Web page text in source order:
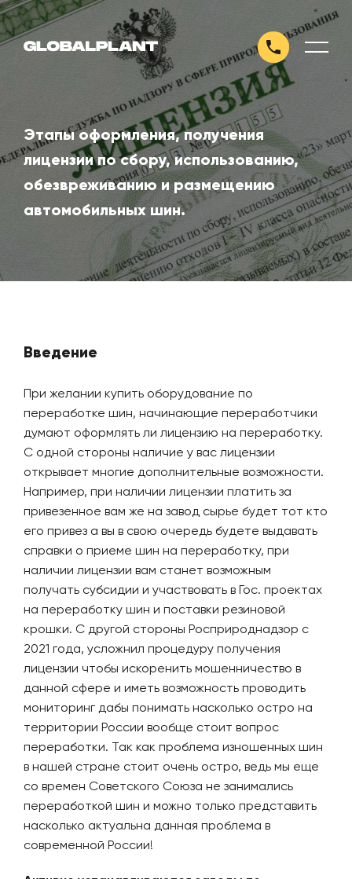
Этапы оформления, получения
лицензии по сбору, использованию,
обезвреживанию и размещению
автомобильных шин.
Введение
При желании купить оборудование по
переработке шин, начинающие переработчики
думают оформлять ли лицензию на переработку.
С одной стороны наличие у вас лицензии
открывает многие дополнительные возможности.
Например, при наличии лицензии платить за
привезенное вам же на завод сырье будет тот кто
его привез а вы в свою очередь будете выдавать
справки о приеме шин на переработку, при
наличии лицензии вам станет возможным
получать субсидии и участвовать в Гос. проектах
на переработку шин и поставки резиновой
крошки. С другой стороны Росприроднадзор с
2021 года, усложнил процедуру получения
лицензии чтобы искоренить мошенничество в
данной сфере и иметь возможность проводить
мониторинг дабы понимать насколько остро на
территории России вообще стоит вопрос
переработки. Так как проблема изношенных шин
в нашей стране стоит очень остро, ведь мы еще
со времен Советского Союза не занимались
переработкой шин и можно только представить
насколько актуальна данная проблема в
современной России!